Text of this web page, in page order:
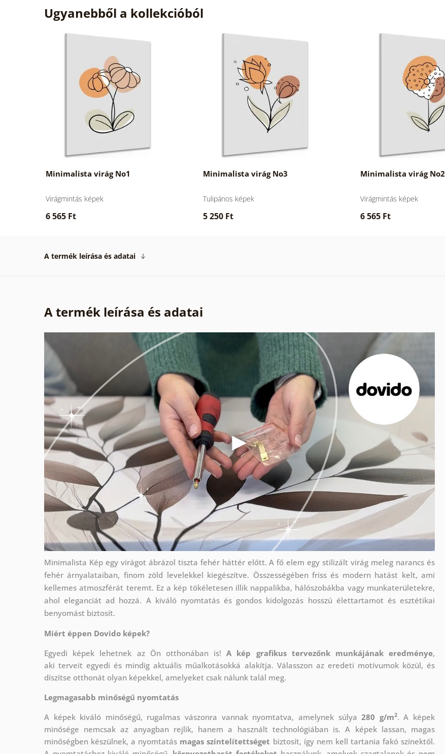
Ugyanebből a kollekcióból
Minimalista virág No1
Virágmintás képek
6 565 Ft
Minimalista virág No3
Tulipános képek
5 250 Ft
Minimalista virág No2
Virágmintás képek
6 565 Ft
A termék leírása és adatai
A termék leírása és adatai
Minimalista Kép egy virágot ábrázol tiszta fehér háttér előtt. A fő elem egy stilizált virág meleg narancs és
fehér árnyalataiban, finom zöld levelekkel kiegészítve. Összességében friss és modern hatást kelt, ami
kellemes atmoszférát teremt. Ez a kép tökéletesen illik nappalikba, hálószobákba vagy munkaterületekre,
ahol eleganciát ad hozzá. A kiváló nyomtatás és gondos kidolgozás hosszú élettartamot és esztétikai
benyomást biztosít.
Miért éppen Dovido képek?
Egyedi képek lehetnek az Ön otthonában is!A kép grafikus tervezőnk munkájának eredménye,
akiterveit egyedi és mindig aktuális műalkotásokká alakítja. Válasszon az eredeti motívumok közül, és
díszítse otthonát olyan képekkel, amelyeket csak nálunk talál meg.
Legmagasabb minőségű nyomtatás
A képek kiváló minőségű, rugalmas vászonra vannak nyomtatva, amelynek súlya280 g/m2. A képek
minősége nemcsak az anyagban rejlik, hanem a használt technológiában is. A képek lassan, magas
minőségben készülnek, a nyomtatás magas színtelítettséget biztosít, így nem kell tartania fakó színektől.